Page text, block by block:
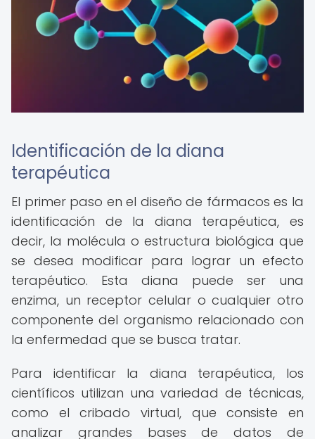
Identificación de la diana
terapéutica
El primer paso en el diseño de fármacos es la
identificación de la diana terapéutica, es
decir, la molécula o estructura biológica que
se desea modificar para lograr un efecto
terapéutico. Esta diana puede ser una
enzima, un receptor celular o cualquier otro
componente del organismo relacionado con
la enfermedad que se busca tratar.
Para identificar la diana terapéutica, los
científicos utilizan una variedad de técnicas,
como el cribado virtual, que consiste en
analizar grandes bases de datos de